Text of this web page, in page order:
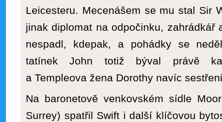
Leicesteru. Mecenášem se mu stal Sir
jinak diplomat na odpočinku, zahrádkář
nespadl, kdepak, a pohádky se
tatínek John totiž býval právě
a Templeova žena Dorothy navíc
Na baronetově venkovském sídle
Surrey) spatřil Swift i další klíčovou